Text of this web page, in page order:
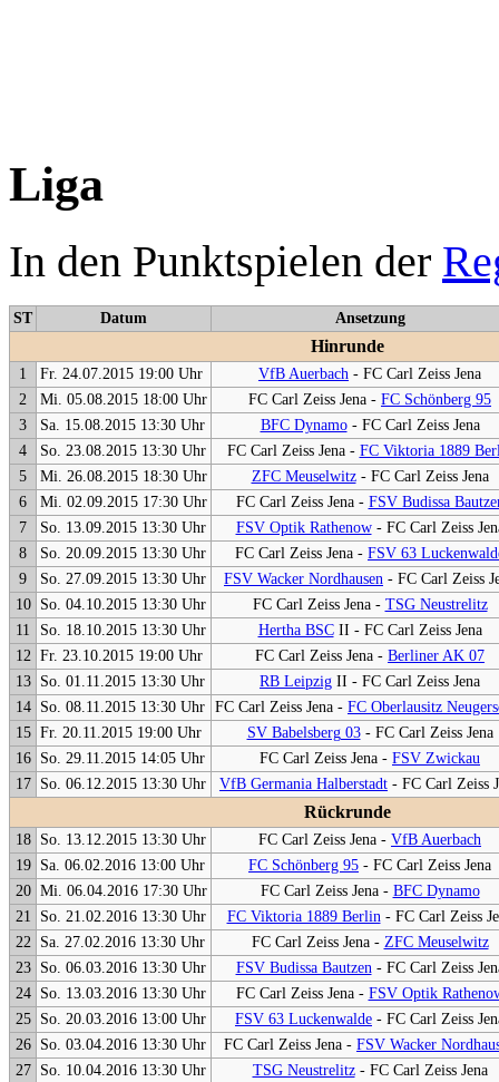
Liga
In den Punktspielen der
ST Datum Ansetzung
Hinrunde
1 Fr. 24.07.2015 19:00 Uhr VfB Auerbach - FC Carl Zeiss Jena
2
Mi. 05.08.2015 18:00 Uhr FC Carl Zeiss Jena - FC Schönberg 95
3
Sa. 15.08.2015 13:30 Uhr BFC Dynamo- FC Carl Zeiss Jena
4
So. 23.08.2015 13:30 Uhr FC Carl Zeiss Jena - FC Viktoria 1889
5
Mi. 26.08.2015 18:30 Uhr ZFC Meuselwitz- FC Carl Zeiss Jena
6
Mi. 02.09.2015 17:30 Uhr FC Carl Zeiss Jena - FSV Budissa
7
So. 13.09.2015 13:30 Uhr FSV Optik Rathenow- FC Carl Zeiss
8
So. 20.09.2015 13:30 Uhr FC Carl Zeiss Jena - FSV 63
9
So. 27.09.2015 13:30 Uhr FSV Wacker Nordhausen - FC Carl Zeiss
10
So. 04.10.2015 13:30 Uhr FC Carl Zeiss Jena - TSG Neustrelitz
11
So. 18.10.2015 13:30 Uhr Hertha BSCII - FC Carl Zeiss Jena
12 Fr. 23.10.2015 19:00 Uhr FC Carl Zeiss Jena - Berliner AK 07
13
So. 01.11.2015 13:30 Uhr RB Leipzig II - FC Carl Zeiss Jena
14
So. 08.11.2015 13:30 Uhr FC Carl Zeiss Jena - FC Oberlausitz
15 Fr. 20.11.2015 19:00 Uhr SV Babelsberg 03- FC Carl Zeiss Jena
16
So. 29.11.2015 14:05 Uhr FC Carl Zeiss Jena - FSV Zwickau
17
So. 06.12.2015 13:30 Uhr VfB Germania Halberstadt - FC Carl Zeiss
Rückrunde
18 So. 13.12.2015 13:30 Uhr FC Carl Zeiss Jena - VfB Auerbach
19
Sa. 06.02.2016 13:00 Uhr FC Schönberg 95 - FC Carl Zeiss Jena
20 Mi. 06.04.2016 17:30 Uhr FC Carl Zeiss Jena - BFC Dynamo
21
So. 21.02.2016 13:30 Uhr FC Viktoria 1889 Berlin - FC Carl Zeiss
22
Sa. 27.02.2016 13:30 Uhr FC Carl Zeiss Jena - ZFC Meuselwitz
23
So. 06.03.2016 13:30 Uhr FSV Budissa Bautzen - FC Carl Zeiss
24
So. 13.03.2016 13:30 Uhr FC Carl Zeiss Jena - FSV Optik
25
So. 20.03.2016 13:00 Uhr FSV 63 Luckenwalde - FC Carl Zeiss
26
So. 03.04.2016 13:30 Uhr FC Carl Zeiss Jena - FSV Wacker
27
So. 10.04.2016 13:30 Uhr TSG Neustrelitz- FC Carl Zeiss Jena